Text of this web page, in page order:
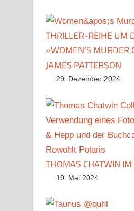
THRILLER-REIHE UM
»WOMEN’S MURDER
JAMES PATTERSON
29. Dezember 2024
THOMAS CHATWIN IM
19. Mai 2024